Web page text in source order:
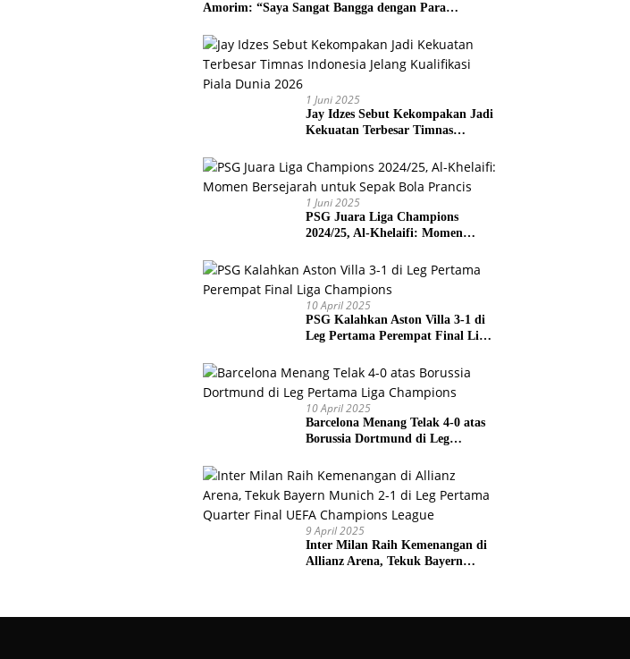
Amorim: “Saya Sangat Bangga dengan Para
1 Juni 2025
Jay Idzes Sebut Kekompakan Jadi
Kekuatan Terbesar Timnas
Dunia 2026
1 Juni 2025
PSG Juara Liga Champions
2024/25, Al-Khelaifi: Momen
Prancis
10 April 2025
PSG Kalahkan Aston Villa 3-1 di
Leg Pertama Perempat Final Liga
10 April 2025
Barcelona Menang Telak 4-0 atas
Borussia Dortmund di Leg
9 April 2025
Inter Milan Raih Kemenangan di
Allianz Arena, Tekuk Bayern